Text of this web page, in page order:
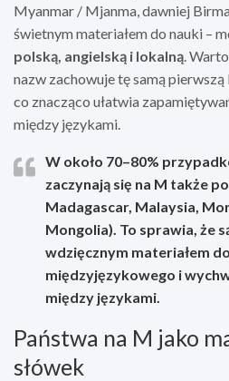
Myanmar / Mjanma, dawniej
świetnym materiałem do nauki –
polską, angielską i lokalną .
nazw zachowuje tę samą
co znacząco ułatwia
między językami.
W około 70–80%
zaczynają się na M także
Madagascar, Malaysia,
Mongolia). To sprawia, że
wdzięcznym materiałem
międzyjęzykowego i
między językami.
Państwa na M jako
słówek